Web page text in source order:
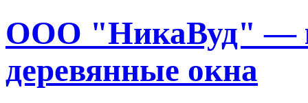
ООО "НикаВуд" —
деревянные окна